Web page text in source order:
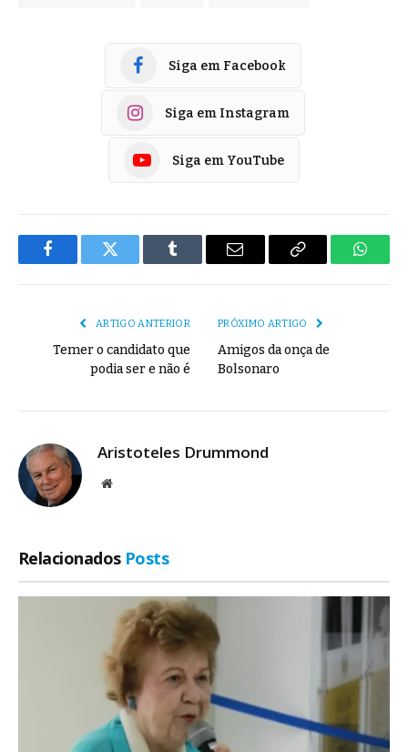
Siga em Facebook
Siga em Instagram
Siga em YouTube
FacebookTwitter Tumblr
E-
Copiar
ARTIGO ANTERIOR
Temer o candidato que
podia ser e não é
PRÓXIMO ARTIGO
Amigos da onça de
Bolsonaro
Aristoteles Drummond
Site
Relacionados Posts